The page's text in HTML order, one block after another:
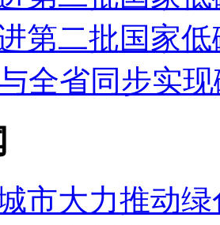
第二批国家
全省同步实
市大力推动